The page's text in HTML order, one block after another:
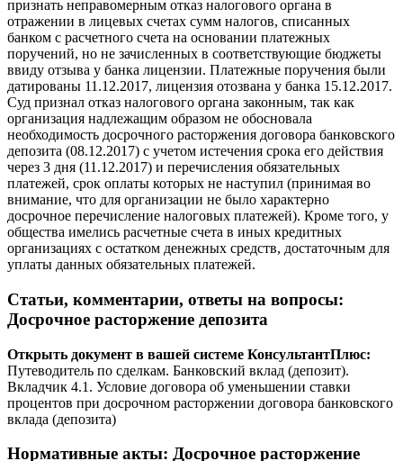
признать неправомерным отказ налогового органа в
отражении в лицевых счетах сумм налогов, списанных
банком с расчетного счета на основании платежных
поручений, но не зачисленных в соответствующие бюджеты
ввиду отзыва у банка лицензии. Платежные поручения были
датированы 11.12.2017, лицензия отозвана у банка 15.12.2017.
Суд признал отказ налогового органа законным, так как
организация надлежащим образом не обосновала
необходимость досрочного расторжения договора банковского
депозита (08.12.2017) с учетом истечения срока его действия
через 3 дня (11.12.2017) и перечисления обязательных
платежей, срок оплаты которых не наступил (принимая во
внимание, что для организации не было характерно
досрочное перечисление налоговых платежей). Кроме того, у
общества имелись расчетные счета в иных кредитных
организациях с остатком денежных средств, достаточным для
уплаты данных обязательных платежей.
Статьи, комментарии, ответы на вопросы:
Досрочное расторжение депозита
Открыть документ в вашей системе КонсультантПлюс:
Путеводитель по сделкам. Банковский вклад (депозит).
Вкладчик 4.1. Условие договора об уменьшении ставки
процентов при досрочном расторжении договора банковского
вклада (депозита)
Нормативные акты: Досрочное расторжение